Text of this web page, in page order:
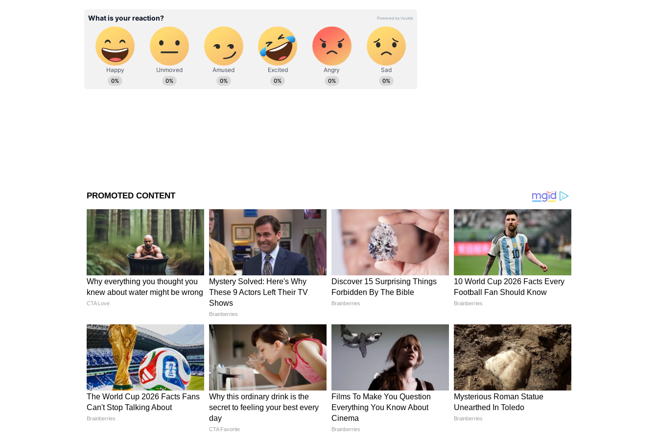
Related Articles
RCB vs GT Qualifier 1 2026:
আইপিএল নক আউটে ধুন্ধুমার
লড়াই! প্রথম কোয়ালিফায়ারে
মুখোমুখি বেঙ্গালুরু বনাম গুজরাত
SRH vs RR Eliminator:
আইপিএল-এর হাড্ডাহাড্ডি
এলিমিনেটর ম্যাচে মুখোমুখি
হায়দরাবাদ বনাম রাজস্থান, সম্ভাব্য
প্রথম একাদশ
স্বাভাবিকভাবেই, এই ম্যাচের আগেও তাঁকে নিয়ে রীতিমতো চর্চা চলছে। এলিমিনেটর ম্যাচে
ইনিংসে ছিল ৫টি চার এবং ১২টি ছয়। ফলে, শুক্রবারের ম্যাচেও তাঁর দিকে নজর থাকবে।
অন্যদিকে, বৈভব ছাড়াও রাজস্থানের হয়ে এই ম্যাচে ফ্যাক্টর হয়ে উঠতে পারেন যশস্বী
জয়সওয়াল, বৈভব সূর্যবংশী, ডোনোভান ফেরেরা, শুভম দুবে, দাসুন শানাকা, এবং জোফ্রা
আর্চার সহ আরও অনেকেই। ঠিক উল্টোদিকে দাঁড়িয়ে, টাইটান্স জার্সিতে নজর কাড়তে
পারেন জস বাটলার, রশিদ খান, ওয়াশিংটন সুন্দর, ফিল সল্ট এবং কাগিসো রাবাডা সহ
আরও অনেকে। নিঃসন্দেহে হাই-ভোল্টেজ ম্যাচ।
নিউ চণ্ডীগড়ের মহারাজা যাদবীন্দ্র সিং আন্তর্জাতিক ক্রিকেট স্টেডিয়ামে পিচ
রিপোর্ট
এই ম্যাচে নম্বর পিচটি ব্যবহার করা হবে। এটি কার্যত, হাই-স্কোরের জন্য ভীষণভাবেই
উপযুক্ত। উল্লেখযোগ্যভাবে, নিউ চণ্ডীগড়ের এই পিচে খেলা তিনটি ম্যাচেই রান তাড়া করা
দল ম্যাচ জিতেছে। অন্যদিকে, এটি নিঃসন্দেহে ব্যাটিং-ফ্রেন্ডলি পিচ। পিচটি থেকে ব্যাটাররা
বাড়তি সুবিধা পাবেন। অন্যদিকে, বোলিং বিভাগের নিরিখে এই পিচে পেসারদের তুলনায়